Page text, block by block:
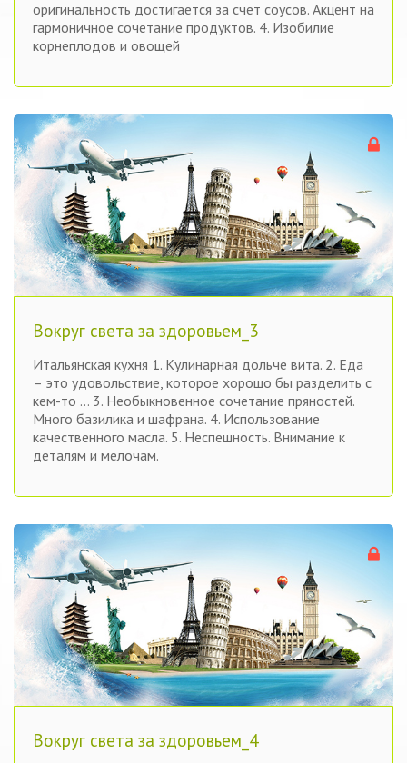
оригинальность достигается за счет соусов. Акцент на
гармоничное сочетание продуктов. 4. Изобилие
корнеплодов и овощей
Вокруг света за здоровьем_3
Итальянская кухня 1. Кулинарная дольче вита. 2. Еда
– это удовольствие, которое хорошо бы разделить с
кем-то … 3. Необыкновенное сочетание пряностей.
Много базилика и шафрана. 4. Использование
качественного масла. 5. Неспешность. Внимание к
деталям и мелочам.
Вокруг света за здоровьем_4